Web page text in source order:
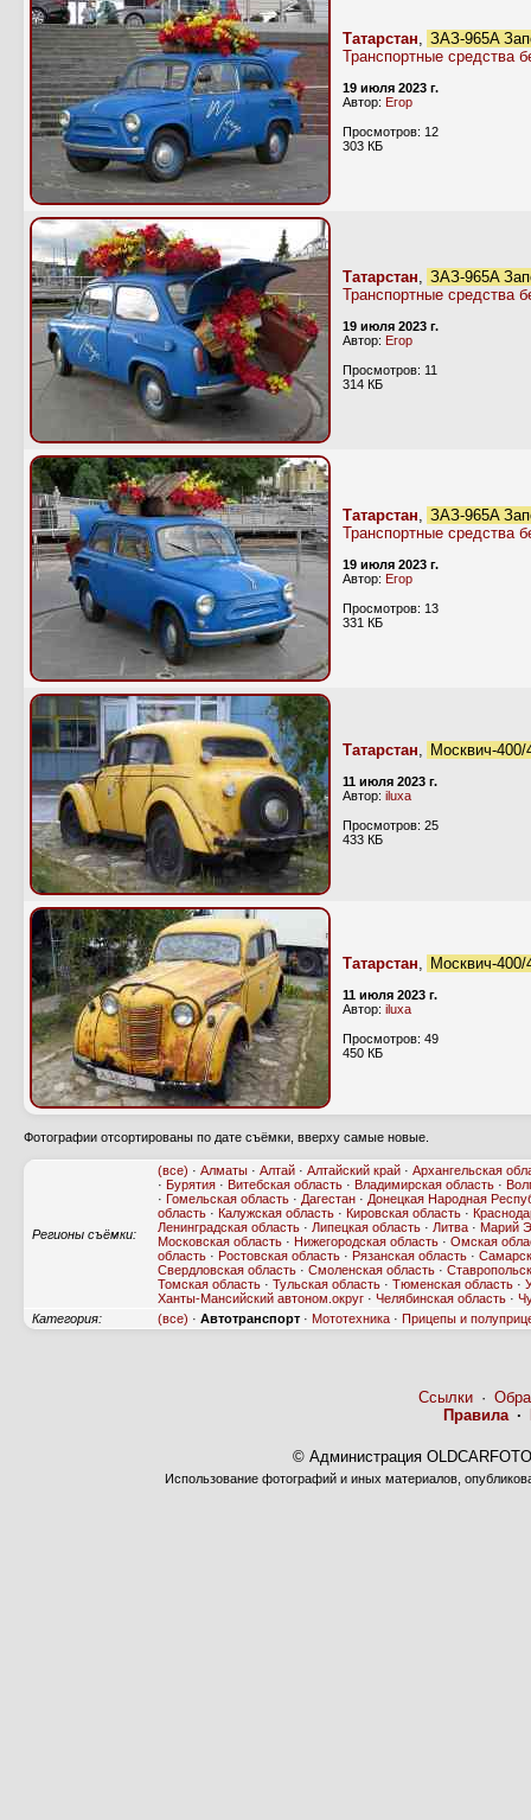
Татарстан, ЗАЗ-965А
Транспортные средства
19 июля 2023 г.
Автор: Егор
Просмотров: 12
303 КБ
Татарстан, ЗАЗ-965А
Транспортные средства
19 июля 2023 г.
Автор: Егор
Просмотров: 11
314 КБ
Татарстан, ЗАЗ-965А
Транспортные средства
19 июля 2023 г.
Автор: Егор
Просмотров: 13
331 КБ
Татарстан, Москвич-
11 июля 2023 г.
Автор: iluxa
Просмотров: 25
433 КБ
Татарстан, Москвич-
11 июля 2023 г.
Автор: iluxa
Просмотров: 49
450 КБ
Фотографии отсортированы по дате съёмки, вверху самые новые.
Регионы съёмки:
(все) · Алматы · Алтай · Алтайский край · Архангельская
· Бурятия · Витебская область · Владимирская область ·
· Гомельская область · Дагестан · Донецкая Народная
область · Калужская область · Кировская область ·
Ленинградская область · Липецкая область · Литва · Марий
Московская область · Нижегородская область · Омская
область · Ростовская область · Рязанская область ·
Свердловская область · Смоленская область ·
Томская область · Тульская область · Тюменская область ·
Ханты-Мансийский автоном.округ · Челябинская область ·
Категория:
(все) · Автотранспорт · Мототехника · Прицепы и
Ссылки·
Правила·
© Администрация
Использование фотографий и иных материалов,